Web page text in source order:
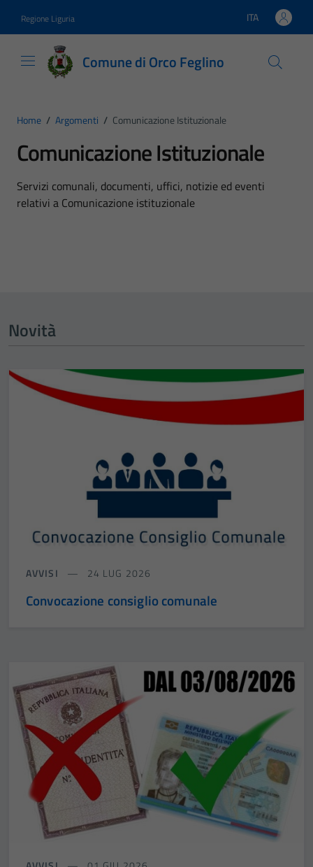
Regione Liguria Lingua attiva:
ITA
Comune di Orco Feglino
Home / Argomenti / Comunicazione Istituzionale
Comunicazione Istituzionale
Dettagli dell'argomento
Servizi comunali, documenti, uffici, notizie ed eventi
relativi a Comunicazione istituzionale
Novità
AVVISI 24 LUG 2026
Convocazione consiglio comunale